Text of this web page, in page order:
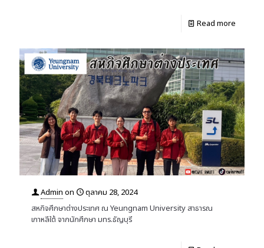
Read more
Admin on
ตุลาคม 28, 2024
สหกิจศึกษาต่างประเทศ ณ Yeungnam University สาธารณ
เกาหลีใต้ จากนักศึกษา มทร.ธัญบุรี